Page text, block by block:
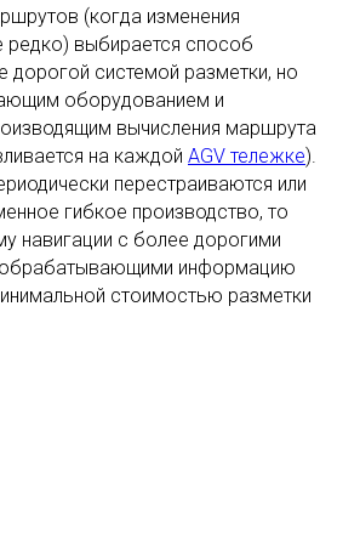
(когда изменения
редко) выбирается способ
дорогой системой разметки, но
оборудованием и
вычисления маршрута
на каждой AGV тележке).
перестраиваются или
гибкое производство, то
навигации с более дорогими
информацию
стоимостью разметки